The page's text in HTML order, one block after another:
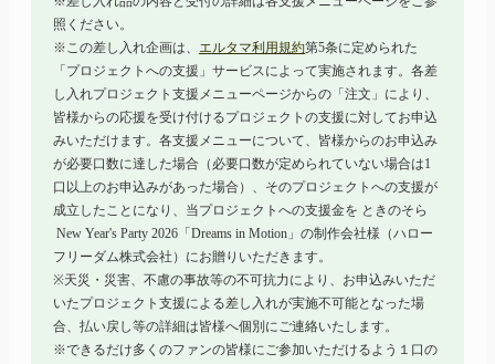
照ください。
※この差し入れ企画は、 エルタマ利用規約第5条に定められた
「プロジェクトへの支援」サービスによって実施されます。各差
し入れプロジェクト支援メニューページからの「注文」により、
皆様からの応援を受け付けるプロジェクトの支援に対してお申込
みいただけます。各支援メニューについて、皆様からのお申込み
が必要口数に達した場合（必要口数が定められていない場合は1
口以上のお申込みがあった場合）、そのプロジェクトへの支援が
成立したことになり、当プロジェクトへの支援金を ときのそら
New Year's Party 2026 「Dreams in Motion」 の制作会社様（ハロー
フリーダム株式会社）にお贈りいただきます。
※天災・災害、不慮の事故等の不可抗力により、お申込みいただ
いたプロジェクト支援による差し入れが実施不可能となった場
合、払い戻し等の詳細は皆様へ個別にご連絡いたします。
※できるだけ多くのファンの皆様にご参加いただけるよう１口の